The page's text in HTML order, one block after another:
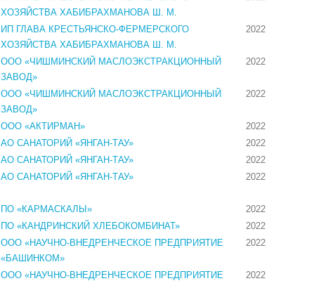
ХОЗЯЙСТВА ХАБИБРАХМАНОВА Ш. М.
ИП ГЛАВА КРЕСТЬЯНСКО-ФЕРМЕРСКОГО
ХОЗЯЙСТВА ХАБИБРАХМАНОВА Ш. М.
2022
ООО «ЧИШМИНСКИЙ МАСЛОЭКСТРАКЦИОННЫЙ
ЗАВОД»
2022
ООО «ЧИШМИНСКИЙ МАСЛОЭКСТРАКЦИОННЫЙ
ЗАВОД»
2022
ООО «АКТИРМАН»
2022
АО САНАТОРИЙ «ЯНГАН-ТАУ»
2022
АО САНАТОРИЙ «ЯНГАН-ТАУ»
2022
АО САНАТОРИЙ «ЯНГАН-ТАУ» 2022
ПО «КАРМАСКАЛЫ»
2022
ПО «КАНДРИНСКИЙ ХЛЕБОКОМБИНАТ»
2022
ООО «НАУЧНО-ВНЕДРЕНЧЕСКОЕ ПРЕДПРИЯТИЕ
«БАШИНКОМ»
2022
ООО «НАУЧНО-ВНЕДРЕНЧЕСКОЕ ПРЕДПРИЯТИЕ
2022